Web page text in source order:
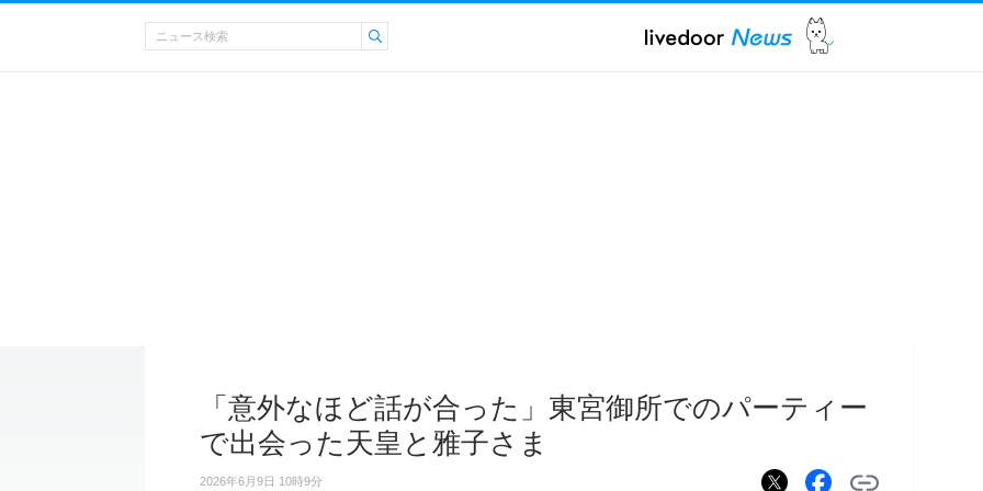
「意外なほど話が合った」東宮御所でのパーティー
で出会った天皇と雅子さま
2026年6月9日 10時9分